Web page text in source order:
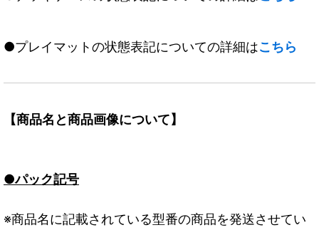
●プレイマットの状態表記についての詳細はこちら
【商品名と商品画像について】
●パック記号
※商品名に記載されている型番の商品を発送させてい